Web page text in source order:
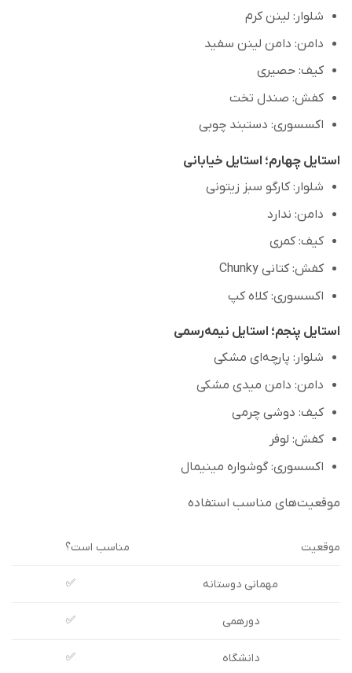
شلوار: لینن کرم
دامن: دامن لینن سفید
کیف: حصیری
کفش: صندل تخت
اکسسوری: دستبند چوبی
استایل چهارم؛ استایل خیابانی
شلوار: کارگو سبز زیتونی
دامن: ندارد
کیف: کمری
کفش: کتانی Chunky
اکسسوری: کلاه کپ
استایل پنجم؛ استایل نیمه‌رسمی
شلوار: پارچه‌ای مشکی
دامن: دامن میدی مشکی
کیف: دوشی چرمی
کفش: لوفر
اکسسوری: گوشواره مینیمال
موقعیت‌های مناسب استفاده
موقعیت مناسب است؟
مهمانی دوستانه ✅
دورهمی ✅
دانشگاه ✅